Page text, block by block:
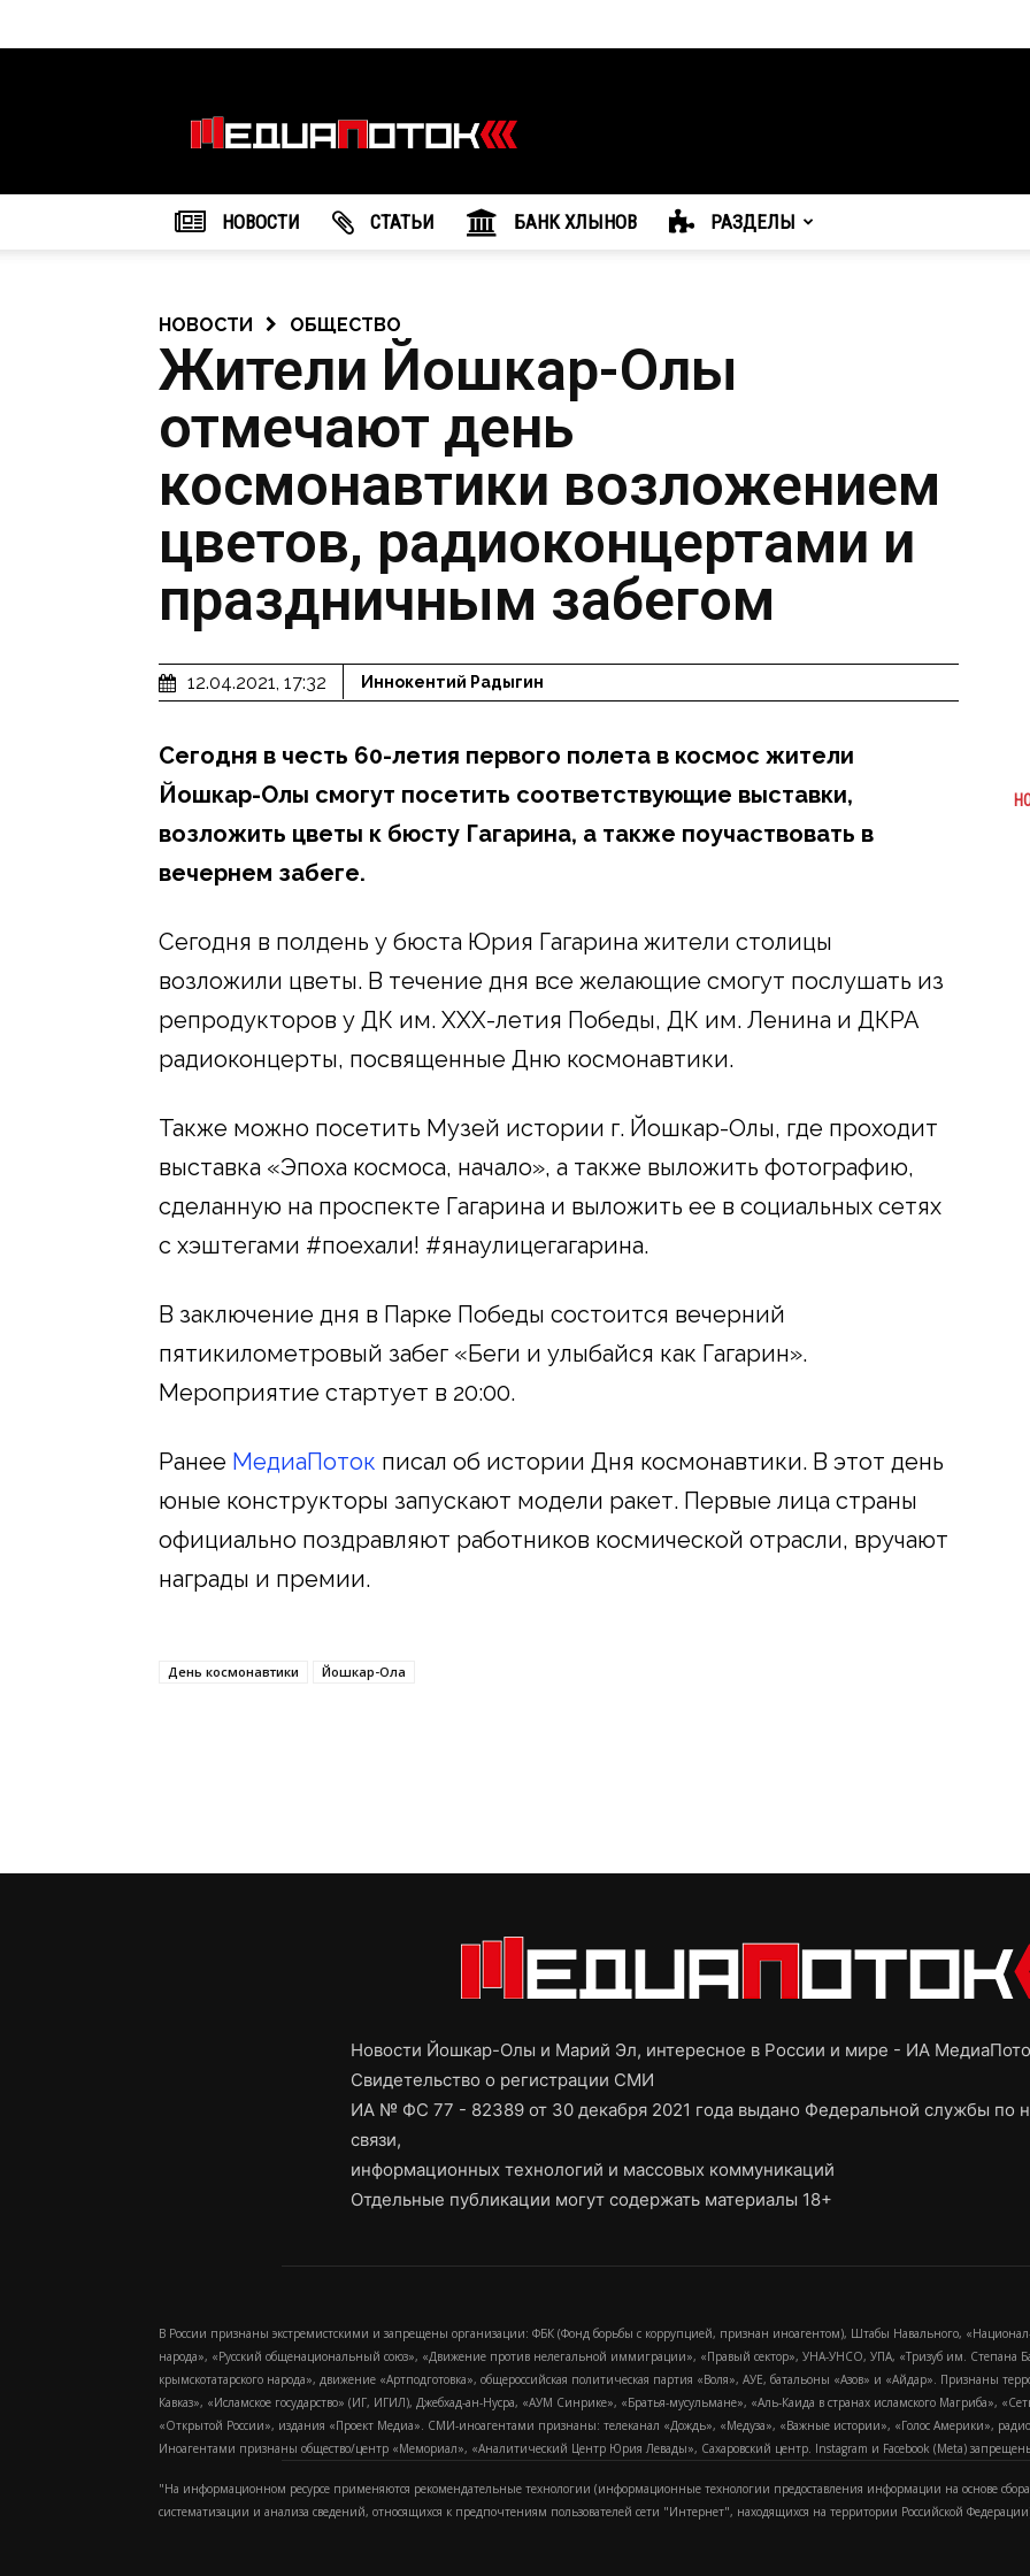
агентство
"МедиаПоток"
НОВОСТИ CТАТЬИ БАНК ХЛЫНОВ РАЗДЕЛЫ
НОВОСТИ ОБЩЕСТВО
Жители Йошкар-Олы
отмечают день
космонавтики возложением
цветов, радиоконцертами и
праздничным забегом
12.04.2021, 17:32 Иннокентий Радыгин
Сегодня в честь 60-летия первого полета в космос жители
Йошкар-Олы смогут посетить соответствующие выставки,
возложить цветы к бюсту Гагарина, а также поучаствовать в
вечернем забеге.
Сегодня в полдень у бюста Юрия Гагарина жители столицы
возложили цветы. В течение дня все желающие смогут послушать из
репродукторов у ДК им. XXX-летия Победы, ДК им. Ленина и ДКРА
радиоконцерты, посвященные Дню космонавтики.
Также можно посетить Музей истории г. Йошкар-Олы, где проходит
выставка «Эпоха космоса, начало», а также выложить фотографию,
сделанную на проспекте Гагарина и выложить ее в социальных сетях
с хэштегами #поехали! #янаулицегагарина.
В заключение дня в Парке Победы состоится вечерний
пятикилометровый забег «Беги и улыбайся как Гагарин».
Мероприятие стартует в 20:00.
Ранее МедиаПоток писал об истории Дня космонавтики. В этот день
юные конструкторы запускают модели ракет. Первые лица страны
официально поздравляют работников космической отрасли, вручают
награды и премии.
День космонавтики Йошкар-Ола
Новости Йошкар-Олы и Марий Эл, интересное в России и мире - ИА
Свидетельство о регистрации СМИ
ИА № ФС 77 - 82389 от 30 декабря 2021 года выдано Федеральной службы по
связи,
информационных технологий и массовых коммуникаций
Отдельные публикации могут содержать материалы 18+
В России признаны экстремистскими и запрещены организации: ФБК (Фонд борьбы с коррупцией, признан иноагентом), Штабы Навального,
народа», «Русский общенациональный союз», «Движение против нелегальной иммиграции», «Правый сектор», УНА-УНСО, УПА, «Тризуб им.
крымскотатарского народа», движение «Артподготовка», общероссийская политическая партия «Воля», АУЕ, батальоны «Азов» и «Айдар». Признаны
Кавказ», «Исламское государство» (ИГ, ИГИЛ), Джебхад-ан-Нусра, «АУМ Синрике», «Братья-мусульмане», «Аль-Каида в странах исламского Магриба»,
«Открытой России», издания «Проект Медиа». СМИ-иноагентами признаны: телеканал «Дождь», «Медуза», «Важные истории», «Голос Америки»,
Иноагентами признаны общество/центр «Мемориал», «Аналитический Центр Юрия Левады», Сахаровский центр. Instagram и Facebook (Metа)
"На информационном ресурсе применяются рекомендательные технологии (информационные технологии предоставления информации на основе
систематизации и анализа сведений, относящихся к предпочтениям пользователей сети "Интернет", находящихся на территории Российской